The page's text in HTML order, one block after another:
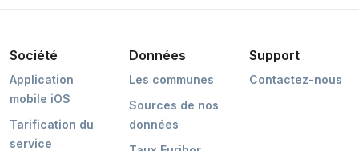
Société
Application
mobile iOS
Tarification du
service
Données
Les communes
Sources de nos
données
Support
Contactez-nous